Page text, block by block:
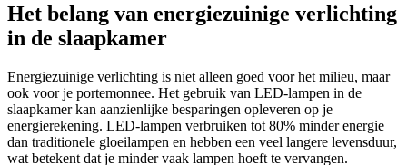
Het belang van energiezuinige verlichting
in de slaapkamer
Energiezuinige verlichting is niet alleen goed voor het milieu, maar
ook voor je portemonnee. Het gebruik van LED-lampen in de
slaapkamer kan aanzienlijke besparingen opleveren op je
energierekening. LED-lampen verbruiken tot 80% minder energie
dan traditionele gloeilampen en hebben een veel langere levensduur,
wat betekent dat je minder vaak lampen hoeft te vervangen.